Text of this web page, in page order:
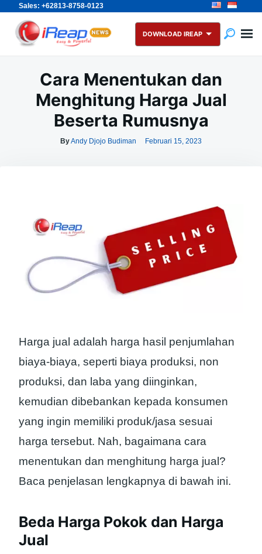
Sales: +62813-8758-0123
Skip
content
Search
for:
DOWNLOAD IREAP
Cara Menentukan dan
Menghitung Harga Jual
Beserta Rumusnya
ByAndy Djojo Budiman Februari 15, 2023
Harga jual adalah harga hasil penjumlahan
biaya-biaya, seperti biaya produksi, non
produksi, dan laba yang diinginkan,
kemudian dibebankan kepada konsumen
yang ingin memiliki produk/jasa sesuai
harga tersebut. Nah, bagaimana cara
menentukan dan menghitung harga jual?
Baca penjelasan lengkapnya di bawah ini.
Beda Harga Pokok dan Harga
Jual